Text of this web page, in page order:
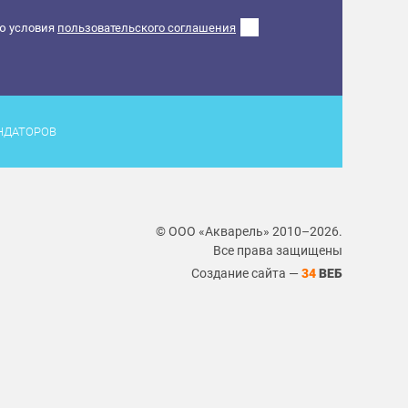
условия пользовательского соглашения
© ООО «Акварель» 2010–2026.
Все права защищены
Создание сайта — 34ВЕБ